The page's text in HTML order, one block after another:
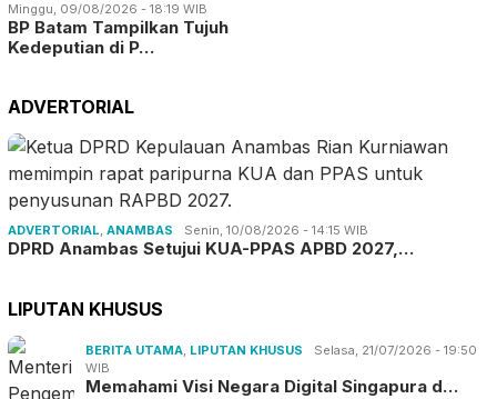
Minggu, 09/08/2026 - 18:19 WIB
BP Batam Tampilkan Tujuh
Kedeputian di P…
ADVERTORIAL
ADVERTORIAL, ANAMBAS Senin, 10/08/2026 - 14:15 WIB
DPRD Anambas Setujui KUA-PPAS APBD 2027,…
LIPUTAN KHUSUS
BERITA UTAMA, LIPUTAN KHUSUS
Selasa, 21/07/2026 - 19:50
WIB
Memahami Visi Negara Digital Singapura d…